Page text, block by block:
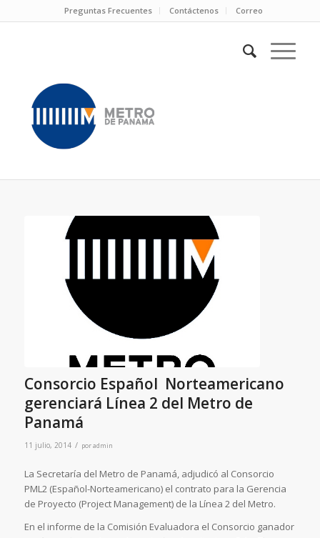
Preguntas Frecuentes Contáctenos Correo
Consorcio Español  Norteamericano
gerenciará Línea 2 del Metro de
Panamá
11 julio, 2014 / poradmin
La Secretaría del Metro de Panamá, adjudicó al Consorcio
PML2 (Español-Norteamericano) el contrato para la Gerencia
de Proyecto (Project Management) de la Línea 2 del Metro.
En el informe de la Comisión Evaluadora el Consorcio ganador